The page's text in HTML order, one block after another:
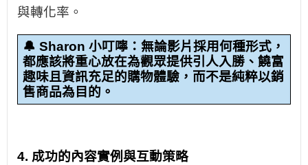
與轉化率。
🔔 Sharon 小叮嚀：無論影片採用何種形式，
都應該將重心放在為觀眾提供引人入勝、饒富
趣味且資訊充足的購物體驗，而不是純粹以銷
售商品為目的。
4. 成功的內容實例與互動策略